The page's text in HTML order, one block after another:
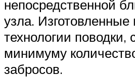
непосредственной
узла. Изготовленные
технологии поводки,
минимуму
забросов.